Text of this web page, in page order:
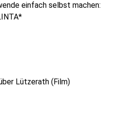
einfach selbst machen:
Lützerath (Film)